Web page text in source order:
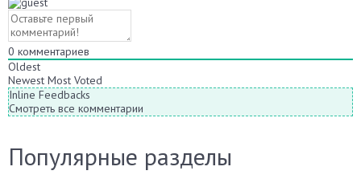
0 комментариев
Oldest
Newest Most Voted
Inline Feedbacks
Смотреть все комментарии
Популярные разделы